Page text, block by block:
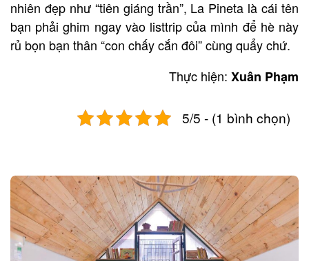
nhiên đẹp như “tiên giáng trần”, La Pineta là cái tên
bạn phải ghim ngay vào listtrip của mình để hè này
rủ bọn bạn thân “con chấy cắn đôi” cùng quẩy chứ.
Thực hiện: Xuân Phạm
5/5 - (1 bình chọn)
Post
navigation